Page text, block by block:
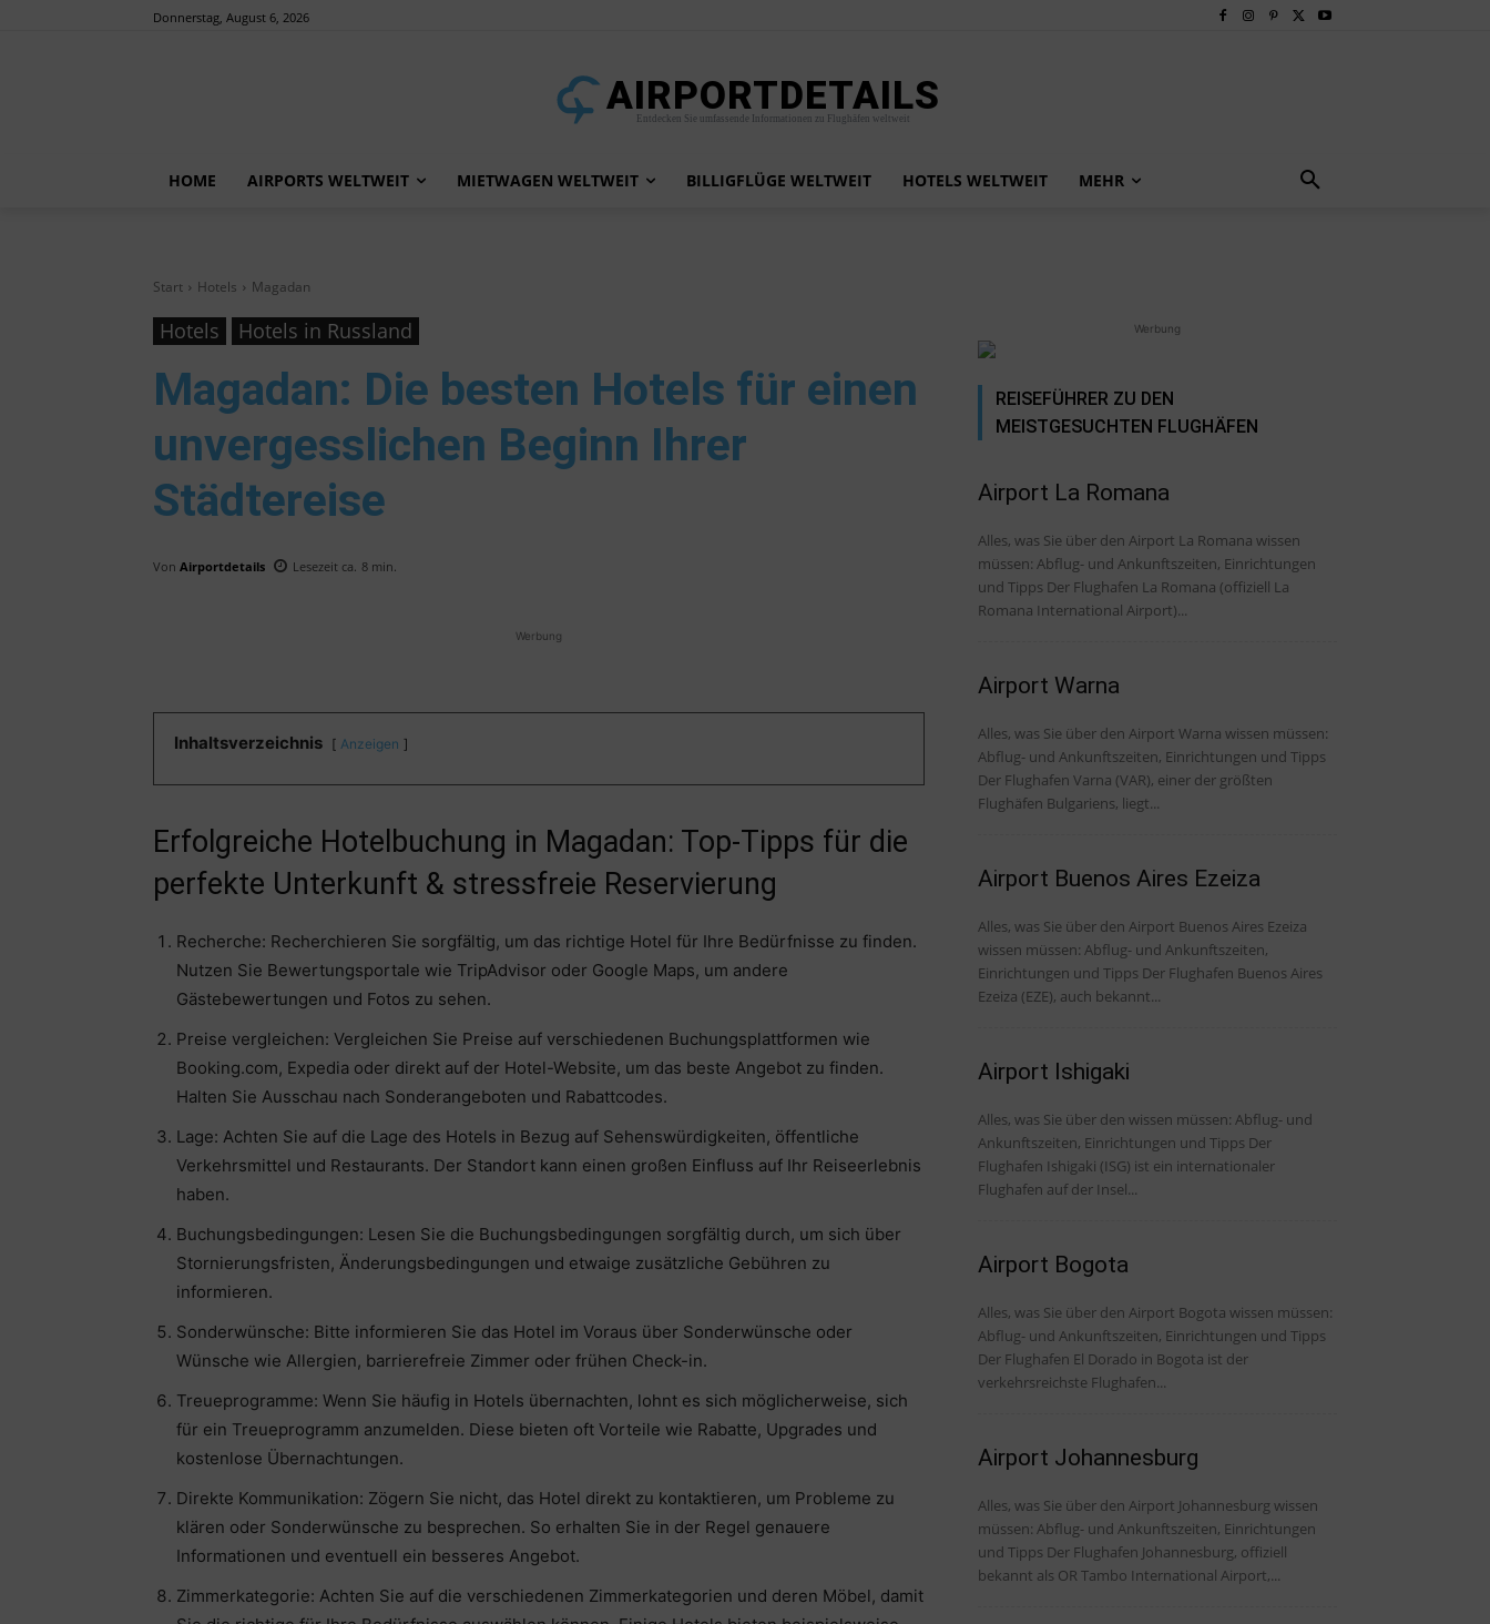
Donnerstag, August 6, 2026
AIRPORTDETAILS
Entdecken Sie umfassende Informationen zu Flughäfen weltweit
HOME AIRPORTS WELTWEIT MIETWAGEN WELTWEIT BILLIGFLÜGE WELTWEIT HOTELS WELTWEIT MEHR
Start Hotels Magadan
Hotels Hotels in Russland
Magadan: Die besten Hotels für einen
unvergesslichen Beginn Ihrer
Städtereise
Von Airportdetails Lesezeit ca. 8 min.
Werbung
Inhaltsverzeichnis Anzeigen
Erfolgreiche Hotelbuchung in Magadan: Top-Tipps für die
perfekte Unterkunft & stressfreie Reservierung
Recherche: Recherchieren Sie sorgfältig, um das richtige Hotel für Ihre Bedürfnisse zu finden.
Nutzen Sie Bewertungsportale wie TripAdvisor oder Google Maps, um andere
Gästebewertungen und Fotos zu sehen.
Preise vergleichen: Vergleichen Sie Preise auf verschiedenen Buchungsplattformen wie
Booking.com, Expedia oder direkt auf der Hotel-Website, um das beste Angebot zu finden.
Halten Sie Ausschau nach Sonderangeboten und Rabattcodes.
Lage: Achten Sie auf die Lage des Hotels in Bezug auf Sehenswürdigkeiten, öffentliche
Verkehrsmittel und Restaurants. Der Standort kann einen großen Einfluss auf Ihr Reiseerlebnis
haben.
Buchungsbedingungen: Lesen Sie die Buchungsbedingungen sorgfältig durch, um sich über
Stornierungsfristen, Änderungsbedingungen und etwaige zusätzliche Gebühren zu
informieren.
Sonderwünsche: Bitte informieren Sie das Hotel im Voraus über Sonderwünsche oder
Wünsche wie Allergien, barrierefreie Zimmer oder frühen Check-in.
Treueprogramme: Wenn Sie häufig in Hotels übernachten, lohnt es sich möglicherweise, sich
für ein Treueprogramm anzumelden. Diese bieten oft Vorteile wie Rabatte, Upgrades und
kostenlose Übernachtungen.
Direkte Kommunikation: Zögern Sie nicht, das Hotel direkt zu kontaktieren, um Probleme zu
klären oder Sonderwünsche zu besprechen. So erhalten Sie in der Regel genauere
Informationen und eventuell ein besseres Angebot.
Zimmerkategorie: Achten Sie auf die verschiedenen Zimmerkategorien und deren Möbel, damit
Werbung
REISEFÜHRER ZU DEN
MEISTGESUCHTEN FLUGHÄFEN
Airport La Romana
Alles, was Sie über den Airport La Romana wissen
müssen: Abflug- und Ankunftszeiten, Einrichtungen
und Tipps Der Flughafen La Romana (offiziell La
Romana International Airport)...
Airport Warna
Alles, was Sie über den Airport Warna wissen müssen:
Abflug- und Ankunftszeiten, Einrichtungen und Tipps
Der Flughafen Varna (VAR), einer der größten
Flughäfen Bulgariens, liegt...
Airport Buenos Aires Ezeiza
Alles, was Sie über den Airport Buenos Aires Ezeiza
wissen müssen: Abflug- und Ankunftszeiten,
Einrichtungen und Tipps Der Flughafen Buenos Aires
Ezeiza (EZE), auch bekannt...
Airport Ishigaki
Alles, was Sie über den wissen müssen: Abflug- und
Ankunftszeiten, Einrichtungen und Tipps Der
Flughafen Ishigaki (ISG) ist ein internationaler
Flughafen auf der Insel...
Airport Bogota
Alles, was Sie über den Airport Bogota wissen müssen:
Abflug- und Ankunftszeiten, Einrichtungen und Tipps
Der Flughafen El Dorado in Bogota ist der
verkehrsreichste Flughafen...
Airport Johannesburg
Alles, was Sie über den Airport Johannesburg wissen
müssen: Abflug- und Ankunftszeiten, Einrichtungen
und Tipps Der Flughafen Johannesburg, offiziell
bekannt als OR Tambo International Airport,...